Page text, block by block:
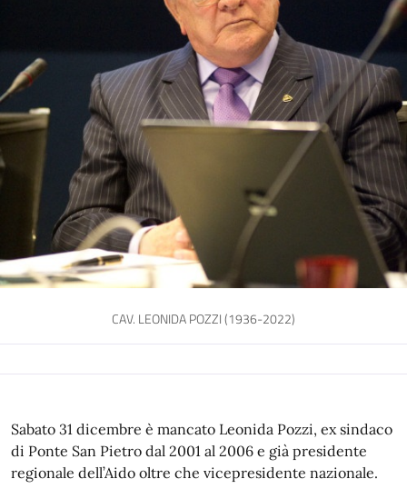
CAV. LEONIDA POZZI (1936-2022)
Sabato 31 dicembre è mancato Leonida Pozzi, ex sindaco
di Ponte San Pietro dal 2001 al 2006 e già presidente
regionale dell’Aido oltre che vicepresidente nazionale.